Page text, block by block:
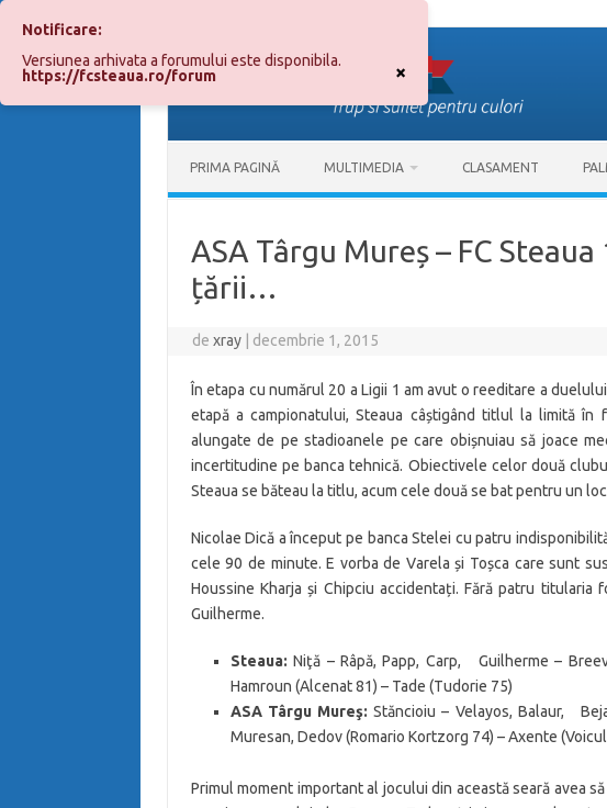
conținut
PRIMA PAGINĂ MULTIMEDIA CLASAMENT
ASA Târgu Mureș – FC
țării…
dexray decembrie 1, 2015
În etapa cu numărul 20 a Ligii 1 am avut o reeditare a
etapă a campionatului, Steaua câștigând titlul la limită în
alungate de pe stadioanele pe care obișnuiau să joace
incertitudine pe banca tehnică. Obiectivele celor două
Steaua se băteau la titlu, acum cele două se bat pentru un
Nicolae Dică a început pe banca Stelei cu patru
cele 90 de minute. E vorba de Varela și Toșca care sunt
Houssine Kharja și Chipciu accidentați. Fără patru titularia
Guilherme.
Steaua: Niţă – Râpă, Papp, Carp, Guilherme –
Hamroun (Alcenat 81) – Tade (Tudorie 75)
ASA Târgu Mureş: Stăncioiu – Velayos, Balaur,
Muresan, Dedov (Romario Kortzorg 74) – Axente
Primul moment important al jocului din această seară avea
×
Notificare:
Versiunea arhivata a forumului este disponibila.
https://fcsteaua.ro/forum